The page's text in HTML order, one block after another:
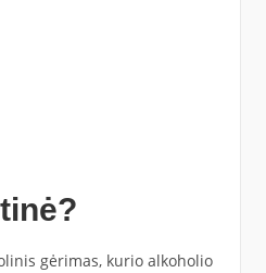
gėrimas, kurio alkoholio